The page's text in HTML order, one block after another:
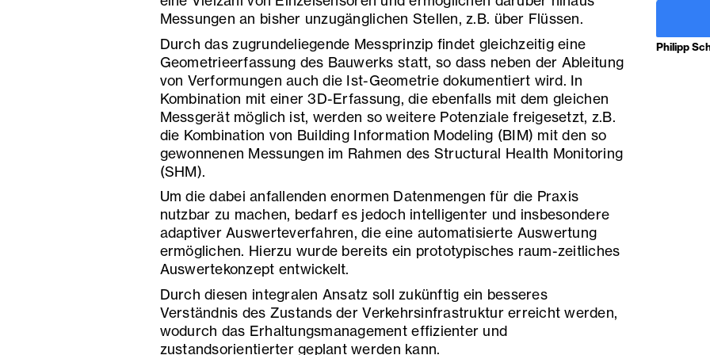
Messungen an bisher unzugänglichen Stellen, z.B. über Flüssen.
Durch das zugrundeliegende Messprinzip findet gleichzeitig eine
Geometrieerfassung des Bauwerks statt, so dass neben der Ableitung
von Verformungen auch die Ist-Geometrie dokumentiert wird. In
Kombination mit einer 3D-Erfassung, die ebenfalls mit dem gleichen
Messgerät möglich ist, werden so weitere Potenziale freigesetzt, z.B.
die Kombination von Building Information Modeling (BIM) mit den so
gewonnenen Messungen im Rahmen des Structural Health Monitoring
(SHM).
Um die dabei anfallenden enormen Datenmengen für die Praxis
nutzbar zu machen, bedarf es jedoch intelligenter und insbesondere
adaptiver Auswerteverfahren, die eine automatisierte Auswertung
ermöglichen. Hierzu wurde bereits ein prototypisches raum-zeitliches
Auswertekonzept entwickelt.
Durch diesen integralen Ansatz soll zukünftig ein besseres
Verständnis des Zustands der Verkehrsinfrastruktur erreicht werden,
wodurch das Erhaltungsmanagement effizienter und
zustandsorientierter geplant werden kann.
Philipp